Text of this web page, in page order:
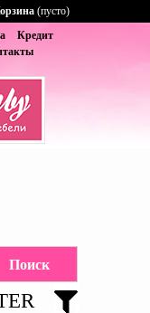
Кредит
(пусто)